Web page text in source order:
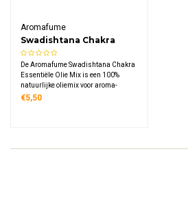
Aromafume
Swadishtana Chakra
essentiële olie mix
De Aromafume Swadishtana Chakra
Essentiële Olie Mix is een 100%
natuurlijke oliemix voor aroma-
diffusie die het heiligbeenchakra in
€5,50